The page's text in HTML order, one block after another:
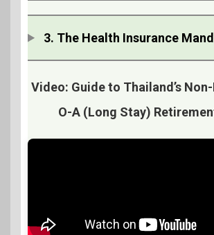
3. The Health Insurance
Video: Guide to Thailand’s
O-A (Long Stay)